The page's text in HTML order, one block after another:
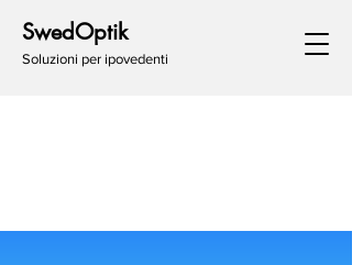
SwedOptik
Soluzioni per ipovedenti